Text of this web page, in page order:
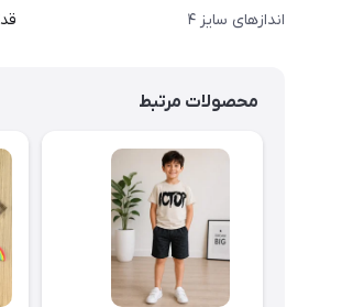
اندازهای سایز ۴ قد۵۷،پهنا۴۱،قدآستین۵۳
محصولات مرتبط